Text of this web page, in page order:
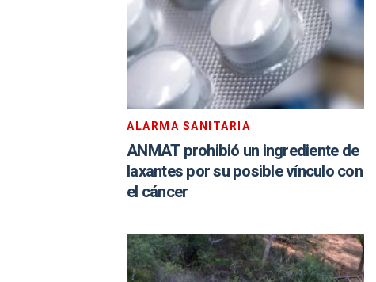
ALARMA SANITARIA
ANMAT prohibió un ingrediente de
laxantes por su posible vínculo con
el cáncer